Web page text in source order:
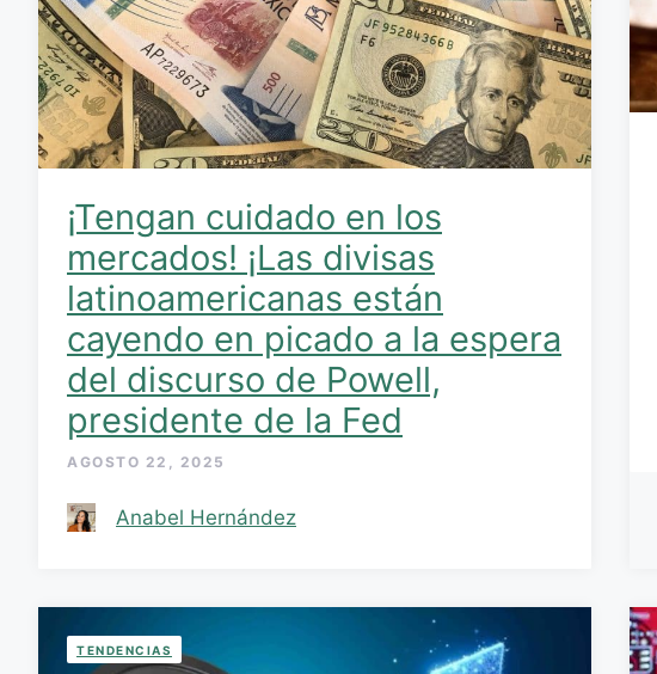
¡Tengan cuidado en los
mercados! ¡Las divisas
latinoamericanas están
cayendo en picado a la espera
del discurso de Powell,
presidente de la Fed
AGOSTO 22, 2025
Anabel Hernández
TENDENCIAS